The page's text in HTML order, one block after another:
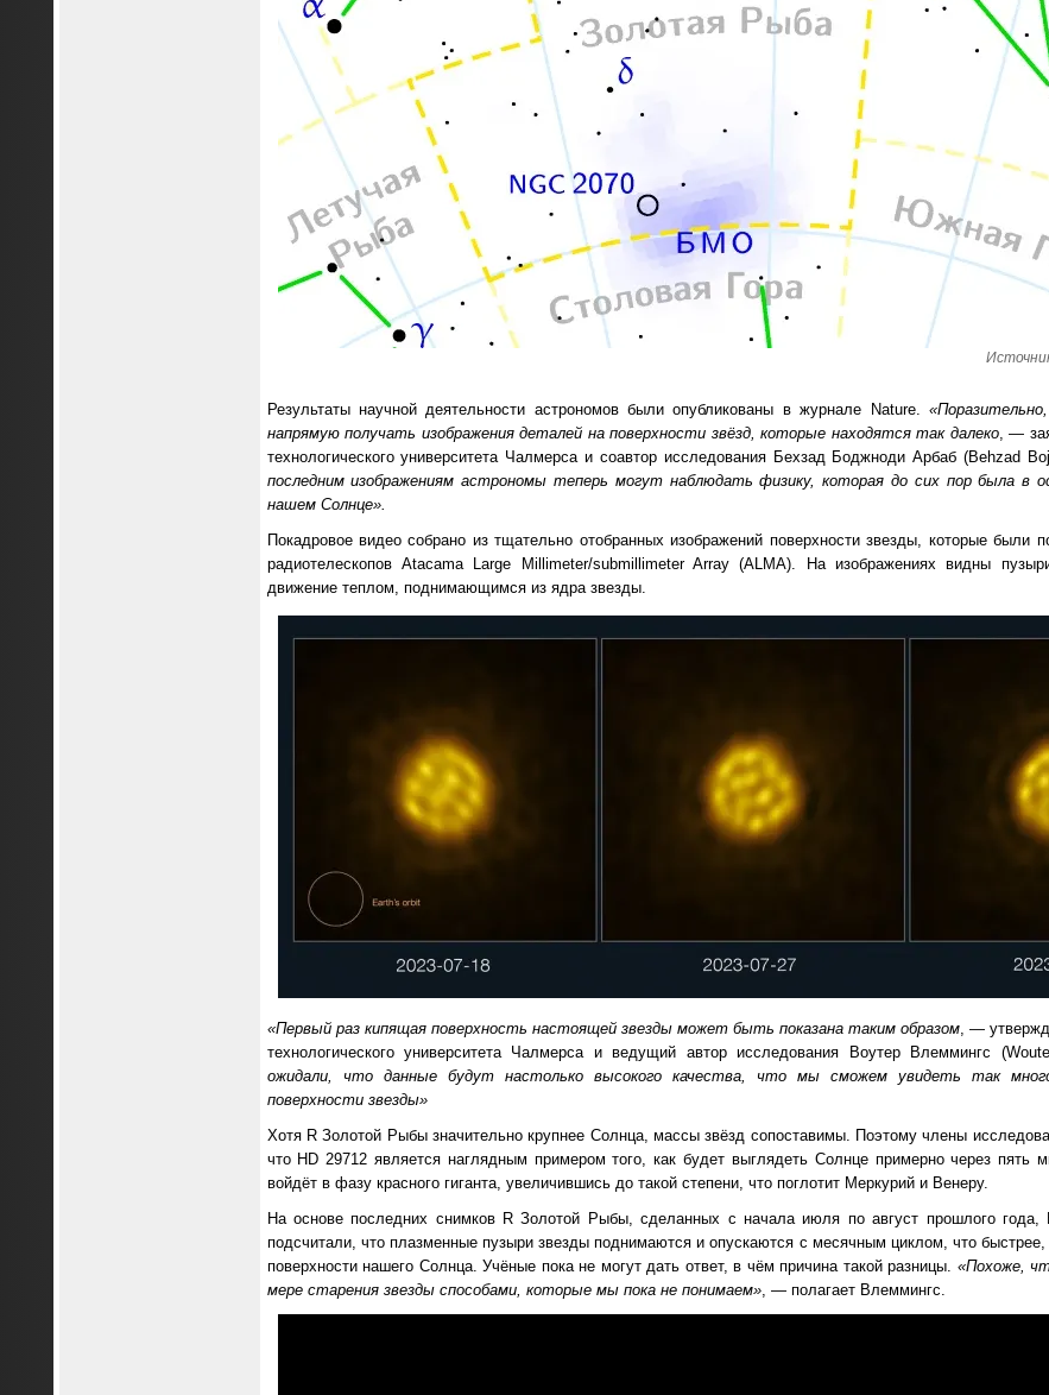
Результаты научной деятельности астрономов были опубликованы в журнале Nature.
напрямую получать изображения деталей на поверхности звёзд, которые находятся так далеко, —
технологического университета Чалмерса и соавтор исследования Бехзад Боджноди Арбаб (Behzad
последним изображениям астрономы теперь могут наблюдать физику, которая до сих пор была в
нашем Солнце».
Покадровое видео собрано из тщательно отобранных изображений поверхности звезды, которые были
радиотелескопов Atacama Large Millimeter/submillimeter Array (ALMA). На изображениях видны
движение теплом, поднимающимся из ядра звезды.
«Первый раз кипящая поверхность настоящей звезды может быть показана таким образом, —
технологического университета Чалмерса и ведущий автор исследования Воутер Влеммингс
ожидали, что данные будут настолько высокого качества, что мы сможем увидеть так
поверхности звезды»
Хотя R Золотой Рыбы значительно крупнее Солнца, массы звёзд сопоставимы. Поэтому члены
что HD 29712 является наглядным примером того, как будет выглядеть Солнце примерно через пять
войдёт в фазу красного гиганта, увеличившись до такой степени, что поглотит Меркурий и Венеру.
На основе последних снимков R Золотой Рыбы, сделанных с начала июля по август прошлого года,
подсчитали, что плазменные пузыри звезды поднимаются и опускаются с месячным циклом, что
поверхности нашего Солнца. Учёные пока не могут дать ответ, в чём причина такой разницы. «Похоже,
мере старения звезды способами, которые мы пока не понимаем», — полагает Влеммингс.